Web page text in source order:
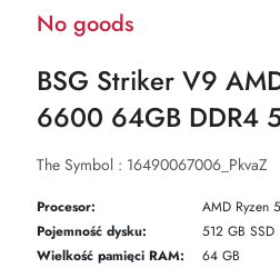
No goods
BSG Striker V9
6600 64GB DDR4
The Symbol : 16490067006_PkvaZ
Procesor: AMD Ryzen 5
Pojemność dysku:
512 GB SSD
Wielkość pamięci RAM:
64 GB